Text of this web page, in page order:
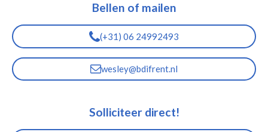
e
d
I
s
A
p
Bellen of mailen
(+31) 06 24992493
wesley@bdifrent.nl
Solliciteer direct!